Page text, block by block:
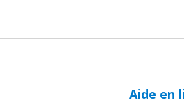
Aide en